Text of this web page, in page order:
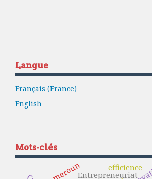
Langue
Français (France)
English
Mots-clés
Entrepreneuriat
efficience